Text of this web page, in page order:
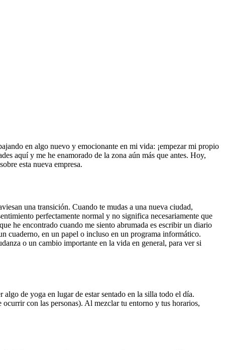
en algo nuevo y emocionante en mi vida: ¡empezar mi propio
aquí y me he enamorado de la zona aún más que antes. Hoy,
esta nueva empresa.
una transición. Cuando te mudas a una nueva ciudad,
perfectamente normal y no significa necesariamente que
he encontrado cuando me siento abrumada es escribir un diario
cuaderno, en un papel o incluso en un programa informático.
o un cambio importante en la vida en general, para ver si
de yoga en lugar de estar sentado en la silla todo el día.
con las personas). Al mezclar tu entorno y tus horarios,